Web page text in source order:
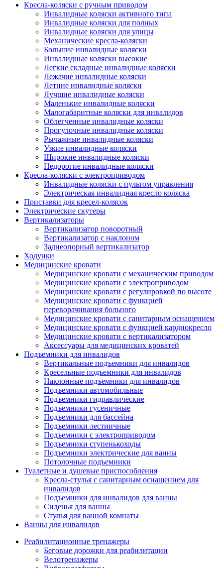
Кресла-коляски с ручным приводом
Инвалидные коляски активного типа
Инвалидные коляски для полных
Инвалидные коляски для улицы
Механические кресла-коляски
Большие инвалидные коляски
Инвалидные коляски высокие
Легкие складные инвалидные коляски
Лежачие инвалидные коляски
Летние инвалидные коляски
Лучшие инвалидные коляски
Маленькие инвалидные коляски
Малогабаритные коляски для инвалидов
Облегченные инвалидные коляски
Прогулочные инвалидные коляски
Рычажные инвалидные коляски
Узкие инвалидные коляски
Широкие инвалидные коляски
Недорогие инвалидные коляски
Кресла-коляски с электроприводом
Инвалидные коляски с пультом управления
Электрическая инвалидная кресло коляска
Приставки для кресел-колясок
Электрические скутеры
Вертикализаторы
Вертикализатор поворотный
Вертикализатор с наклоном
Заднеопорный вертикализатор
Ходунки
Медицинские кровати
Медицинские кровати с механическим приводом
Медицинские кровати с электроприводом
Медицинские кровати с регулировкой по высоте
Медицинские кровати с функцией
переворачивания больного
Медицинские кровати с санитарным оснащением
Медицинские кровати с функцией кардиокресло
Медицинские кровати с вертикализатором
Аксессуары для медицинских кроватей
Подъемники для инвалидов
Вертикальные подъемники для инвалидов
Кресельные подъемники для инвалидов
Наклонные подъемники для инвалидов
Подъемники автомобильные
Подъемники гидравлические
Подъемники гусеничные
Подъемники для бассейна
Подъемники лестничные
Подъемники с электроприводом
Подъемники ступенькоходы
Подъемники электрические для ванны
Потолочные подъемники
Туалетные и душевые приспособления
Кресла-стулья с санитарным оснащением для
инвалидов
Подъемники для инвалидов для ванны
Сиденья для ванны
Стулья для ванной комнаты
Ванны для инвалидов
Реабилитационные тренажеры
Беговые дорожки для реабилитации
Велотренажеры